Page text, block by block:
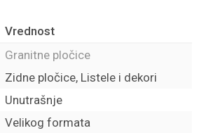
Vrednost
Granitne pločice
Zidne pločice, Listele i dekori
Unutrašnje
Velikog formata